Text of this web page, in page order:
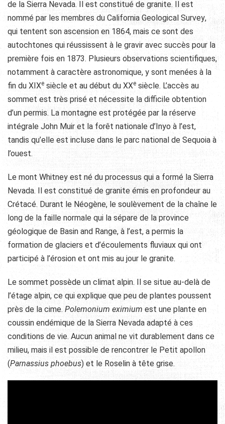
de la Sierra Nevada. Il est constitué de granite. Il est
nommé par les membres du California Geological Survey,
qui tentent son ascension en 1864, mais ce sont des
autochtones qui réussissent à le gravir avec succès pour la
première fois en 1873. Plusieurs observations scientifiques,
notamment à caractère astronomique, y sont menées à la
fin du XIXe siècle et au début du XXe siècle. L’accès au
sommet est très prisé et nécessite la difficile obtention
d’un permis. La montagne est protégée par la réserve
intégrale John Muir et la forêt nationale d’Inyo à l’est,
tandis qu’elle est incluse dans le parc national de Sequoia à
l’ouest.
Le mont Whitney est né du processus qui a formé la Sierra
Nevada. Il est constitué de granite émis en profondeur au
Crétacé. Durant le Néogène, le soulèvement de la chaîne le
long de la faille normale qui la sépare de la province
géologique de Basin and Range, à l’est, a permis la
formation de glaciers et d’écoulements fluviaux qui ont
participé à l’érosion et ont mis au jour le granite.
Le sommet possède un climat alpin. Il se situe au-delà de
l’étage alpin, ce qui explique que peu de plantes poussent
près de la cime.Polemonium eximium est une plante en
coussin endémique de la Sierra Nevada adapté à ces
conditions de vie. Aucun animal ne vit durablement dans ce
milieu, mais il est possible de rencontrer le Petit apollon
(Parnassius phoebus) et le Roselin à tête grise.